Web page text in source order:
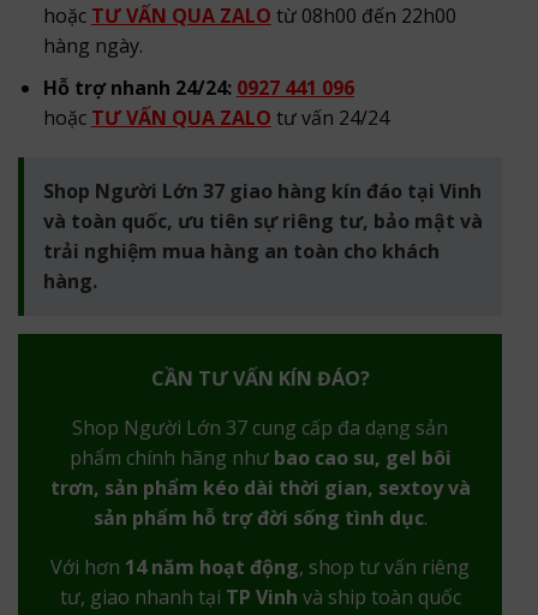
hoặc TƯ VẤN QUA ZALO từ 08h00 đến 22h00
hàng ngày.
Hỗ trợ nhanh 24/24: 0927 441 096
hoặc TƯ VẤN QUA ZALO tư vấn 24/24
Shop Người Lớn 37 giao hàng kín đáo tại Vinh
và toàn quốc, ưu tiên sự riêng tư, bảo mật và
trải nghiệm mua hàng an toàn cho khách
hàng.
CẦN TƯ VẤN KÍN ĐÁO?
Shop Người Lớn 37 cung cấp đa dạng sản
phẩm chính hãng như bao cao su, gel bôi
trơn, sản phẩm kéo dài thời gian, sextoy và
sản phẩm hỗ trợ đời sống tình dục.
Với hơn 14 năm hoạt động, shop tư vấn riêng
tư, giao nhanh tại TP Vinh và ship toàn quốc